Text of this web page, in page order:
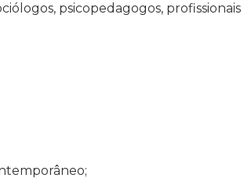
psicopedagogos, profissionais